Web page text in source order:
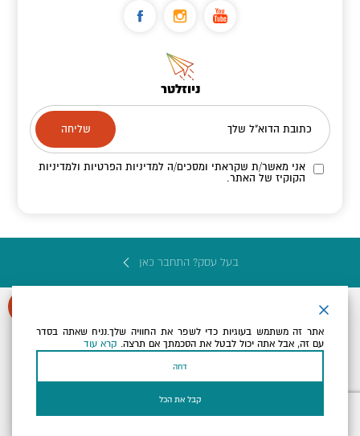
ניוזלטר
כתובת הדוא"ל שלך
אני מאשר/ת שקראתי ומסכים/הלמדיניות הפרטיות ולמדיניות
הקוקיז של האתר.
בעל עסק? התחבר כאן
כל הזכויות שמורות לארץ ים המלח ©
אתר זה משתמש בעוגיות כדי לשפר את החוויה שלך.נניח שאתה בסדר
עם זה, אבל אתה יכול לבטל את הסכמתך אם תרצה. קרא עוד
דחה
קבל את הכל